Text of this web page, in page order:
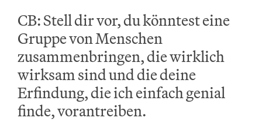
CB: Stell dir vor, du könntest eine
Gruppe von Menschen
zusammenbringen, die wirklich
wirksam sind und die deine
Erfindung, die ich einfach genial
finde, vorantreiben.